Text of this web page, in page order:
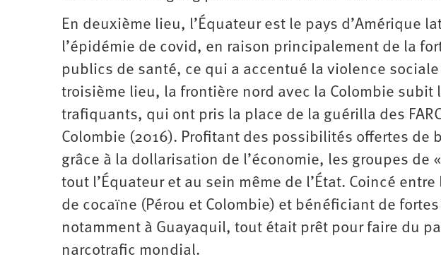
En deuxième lieu, l’Équateur est le pays d’Amérique
l’épidémie de covid, en ­raison ­principalement de la
publics de santé, ce qui a accentué la violence
troisième lieu, la frontière nord avec la Colombie subit
trafiquants, qui ont pris la place de la guérilla des
Colombie (2016). Profitant des possibilités offertes de
grâce à la dollarisation de l’économie, les groupes de
tout l’Équateur et au sein même de l’État. Coincé
de cocaïne (Pérou et Colombie) et bénéficiant de
notamment à Guayaquil, tout était prêt pour faire du
narcotrafic mondial.